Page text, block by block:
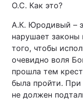
О.С. Как это?
А.К. Юродивый –
нарушает законы
того, чтобы
очевидно воля
прошла тем
была пройти.
не должен